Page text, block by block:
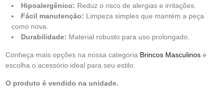
Hipoalergênico: Reduz o risco de alergias e irritações.
Fácil manutenção: Limpeza simples que mantém a peça
como nova.
Durabilidade: Material robusto para uso prolongado.
Conheça mais opções na nossa categoria Brincos Masculinos e
escolha o acessório ideal para seu estilo.
O produto é vendido na unidade.